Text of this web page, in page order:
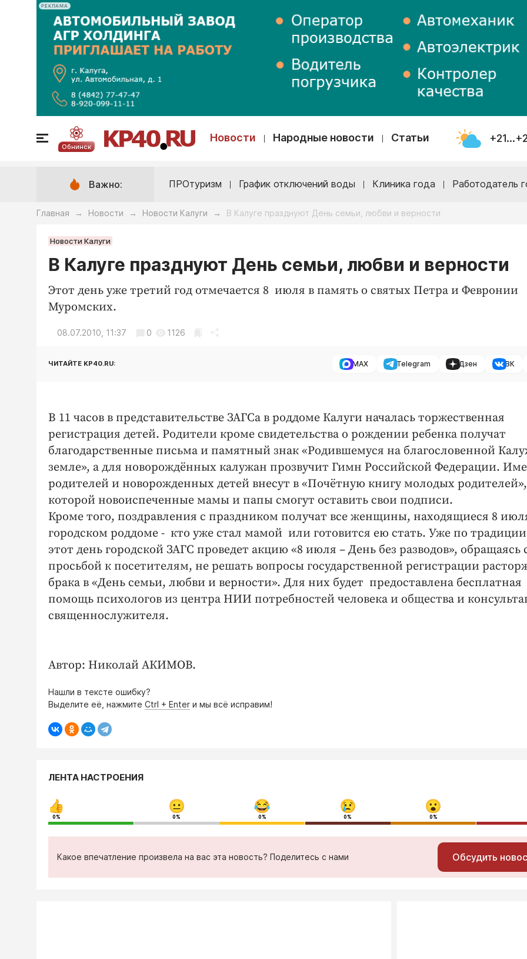
РЕКЛАМА
Обнинск
Новости Народные новости Статьи
Важно: ПРОтуризм График отключений воды Клиника года Работодатель
Главная → Новости → Новости Калуги → В Калуге празднуют День семьи, любви и верности
Новости Калуги
В Калуге празднуют День семьи, любви и верности
Этот день уже третий год отмечается 8 июля в память о святых Петра и Февронии
Муромских.
08.07.2010, 11:37 0 1126
ЧИТАЙТЕ KP40.RU: MAX Telegram Дзен ВК
В 11 часов в представительстве ЗАГСа в роддоме Калуги началась торжественная
регистрация детей. Родители кроме свидетельства о рождении ребенка получат
благодарственные письма и памятный знак «Родившемуся на благословенной
земле», а для новорождённых калужан прозвучит Гимн Российской Федерации.
родителей и новорожденных детей внесут в «Почётную книгу молодых
которой новоиспеченные мамы и папы смогут оставить свои подписи.
Кроме того, поздравления с праздником получат все женщины, находящиеся 8
городском роддоме - кто уже стал мамой или готовится ею стать. Уже по
этот день городской ЗАГС проведет акцию «8 июля – День без разводов», обращаясь
просьбой к посетителям, не решать вопросы государственной регистрации
брака в «День семьи, любви и верности». Для них будет предоставлена бесплатная
помощь психологов из центра НИИ потребностей человека и общества и
священнослужителя.
Автор: Николай АКИМОВ.
Нашли в тексте ошибку?
Выделите её, нажмите Ctrl + Enter и мы всё исправим!
ЛЕНТА НАСТРОЕНИЯ
0% 0% 0% 0% 0%
Какое впечатление произвела на вас эта новость? Поделитесь с нами Обсудить